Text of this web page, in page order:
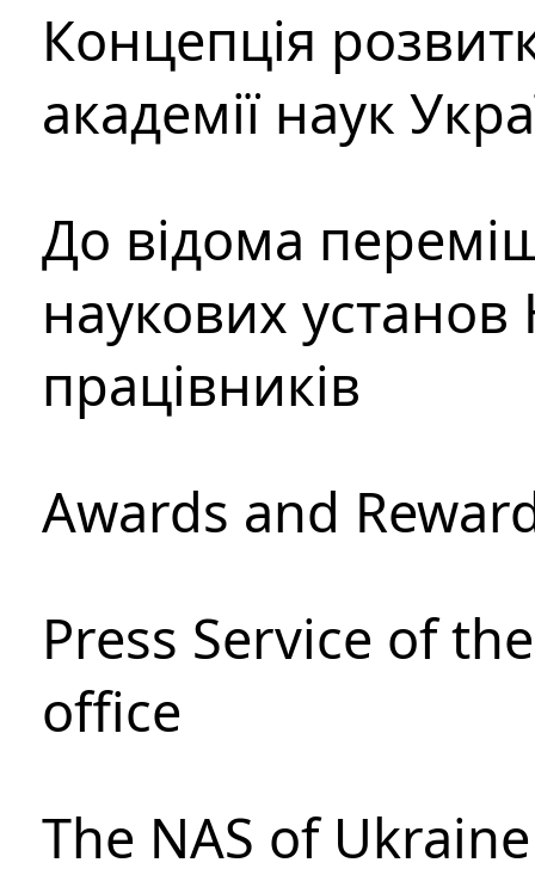
Концепція
академії наук
До відома
наукових установ
працівників
Awards and
Press Service of
office
The NAS of